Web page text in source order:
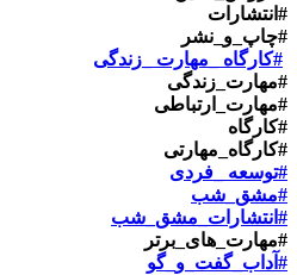
#انتشارات
#چاپ_و_نشر
#کارگاه _مهارت _زندگی
#مهارت_زندگی
#مهارت_ارتباطی
#کارگاه
#کارگاه_مهارتی
#توسعه _فردی
#مشق_شب
#انتشارات_مشق_شب
#مهارت_های_برتر
#آداب_گفت_و_گو